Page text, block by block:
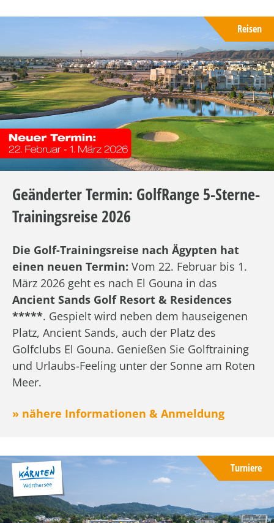
Reisen
Geänderter Termin: GolfRange 5-Sterne-
Trainingsreise 2026
Die Golf-Trainingsreise nach Ägypten hat
einen neuen Termin: Vom 22. Februar bis 1.
März 2026 geht es nach El Gouna in das
Ancient Sands Golf Resort & Residences
*****. Gespielt wird neben dem hauseigenen
Platz, Ancient Sands, auch der Platz des
Golfclubs El Gouna. Genießen Sie Golftraining
und Urlaubs-Feeling unter der Sonne am Roten
Meer.
» nähere Informationen & Anmeldung
Turniere